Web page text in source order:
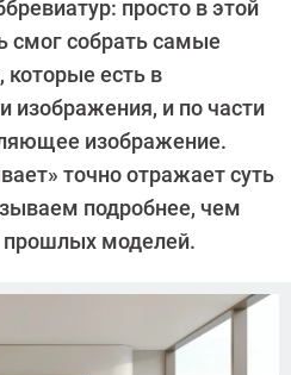
просто в этой
смог собрать самые
которые есть в
изображения, и по части
изображение.
точно отражает суть
подробнее, чем
прошлых моделей.